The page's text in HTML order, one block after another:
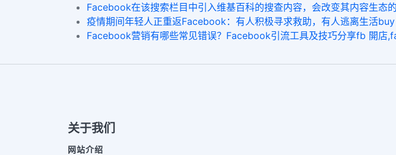
Facebook在该搜索栏目中引入维基百科的搜查内容，会改变其内容生
疫情期间年轻人正重返Facebook：有人积极寻求救助，有人逃离生活
Facebook营销有哪些常见错误？Facebook引流工具及技巧分享fb 開
关于我们
网站介绍